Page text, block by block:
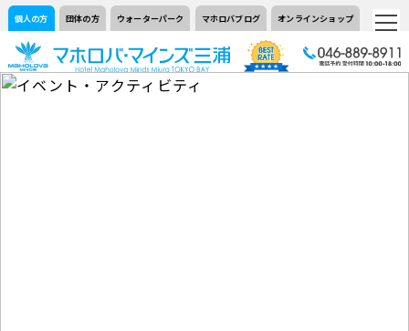
個人の方 団体の方 ウォーターパーク マホロバブログ オンラインショップ